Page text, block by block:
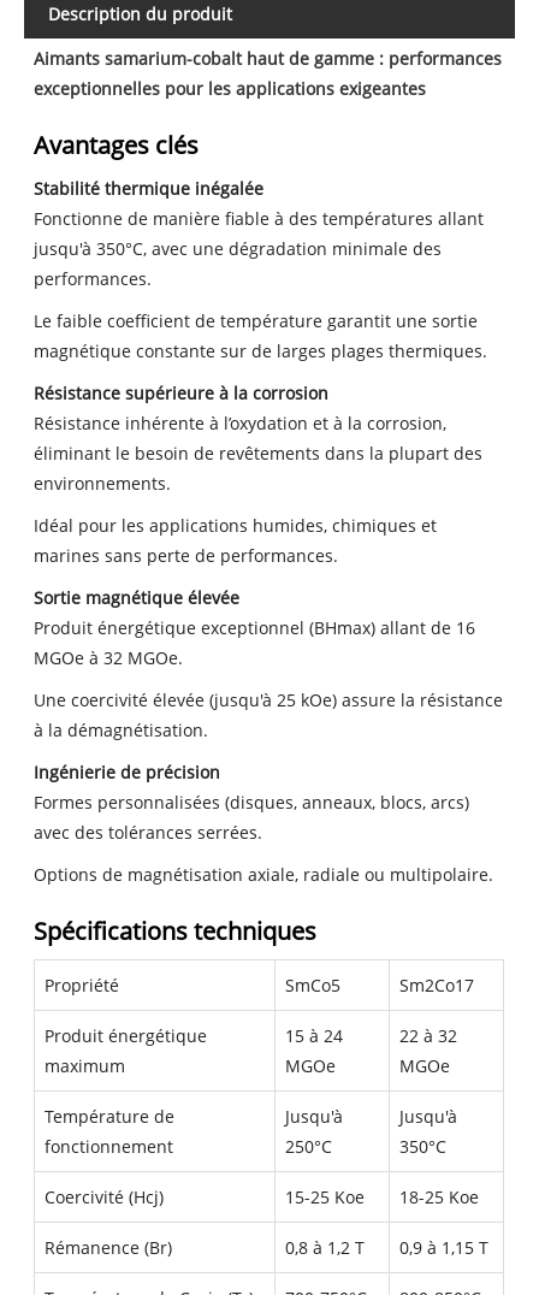
Description du produit
Aimants samarium-cobalt haut de gamme : performances
exceptionnelles pour les applications exigeantes
Avantages clés
Stabilité thermique inégalée
Fonctionne de manière fiable à des températures allant
jusqu'à 350°C, avec une dégradation minimale des
performances.
Le faible coefficient de température garantit une sortie
magnétique constante sur de larges plages thermiques.
Résistance supérieure à la corrosion
Résistance inhérente à l’oxydation et à la corrosion,
éliminant le besoin de revêtements dans la plupart des
environnements.
Idéal pour les applications humides, chimiques et
marines sans perte de performances.
Sortie magnétique élevée
Produit énergétique exceptionnel (BHmax) allant de 16
MGOe à 32 MGOe.
Une coercivité élevée (jusqu'à 25 kOe) assure la résistance
à la démagnétisation.
Ingénierie de précision
Formes personnalisées (disques, anneaux, blocs, arcs)
avec des tolérances serrées.
Options de magnétisation axiale, radiale ou multipolaire.
Spécifications techniques
Propriété SmCo5 Sm2Co17
Produit énergétique
maximum
15 à 24
MGOe
22 à 32
MGOe
Température de
fonctionnement
Jusqu'à
250°C
Jusqu'à
350°C
Coercivité (Hcj) 15-25 Koe 18-25 Koe
Rémanence (Br) 0,8 à 1,2 T 0,9 à 1,15 T